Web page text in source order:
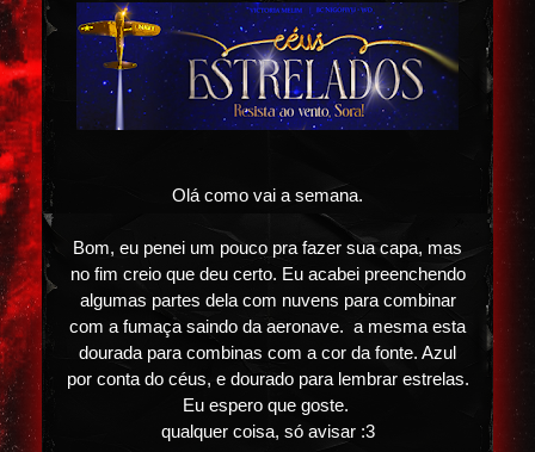
Olá como vai a semana.
Bom, eu penei um pouco pra fazer sua capa, mas
no fim creio que deu certo. Eu acabei preenchendo
algumas partes dela com nuvens para combinar
com a fumaça saindo da aeronave. a mesma esta
dourada para combinas com a cor da fonte. Azul
por conta do céus, e dourado para lembrar estrelas.
Eu espero que goste.
qualquer coisa, só avisar :3